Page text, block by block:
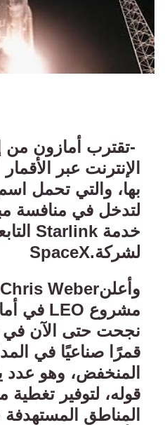
-تقترب أمازون من
الإنترنت عبر
بها، والتي تحمل
لتدخل في منافسة
خدمة Starlink
لشركةSpaceX.
وأعلنChris Weber
مشروع LEO في
قمرًا صناعيًا في
المنخفض، وهو
قوله، لتوفير
المناطق